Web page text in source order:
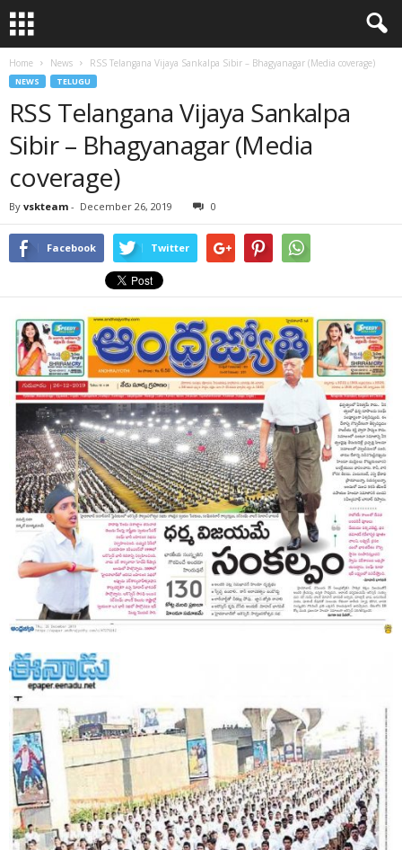
Home News RSS Telangana Vijaya Sankalpa Sibir – Bhagyanagar (Media coverage)
NEWS TELUGU
RSS Telangana Vijaya Sankalpa
Sibir – Bhagyanagar (Media
coverage)
By vskteam - December 26, 2019 0
Facebook Twitter